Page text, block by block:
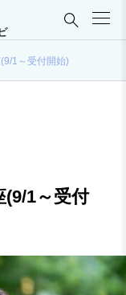

1～受付開始)
1～受付